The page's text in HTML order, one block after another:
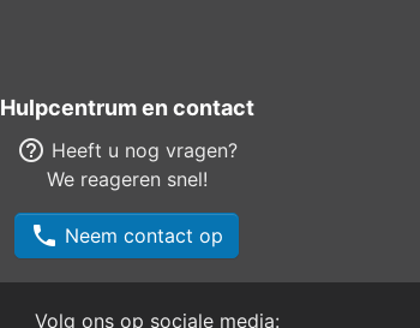
Hulpcentrum en contact
help_outline Heeft u nog vragen?
We reageren snel!
phone Neem contact op
Volg ons op sociale media: